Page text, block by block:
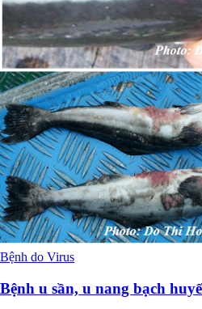
Bệnh do Virus
Bệnh u sần, u nang bạch